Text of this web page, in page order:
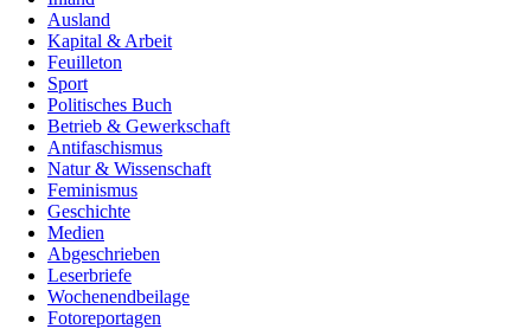
Ausland
Kapital & Arbeit
Feuilleton
Sport
Politisches Buch
Betrieb & Gewerkschaft
Antifaschismus
Natur & Wissenschaft
Feminismus
Geschichte
Medien
Abgeschrieben
Leserbriefe
Wochenendbeilage
Fotoreportagen